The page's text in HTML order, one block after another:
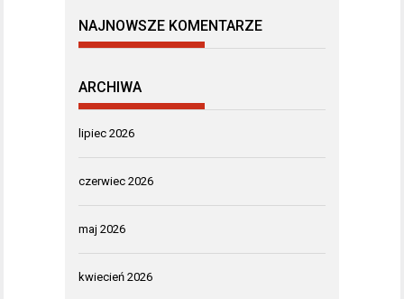
NAJNOWSZE KOMENTARZE
ARCHIWA
lipiec 2026
czerwiec 2026
maj 2026
kwiecień 2026